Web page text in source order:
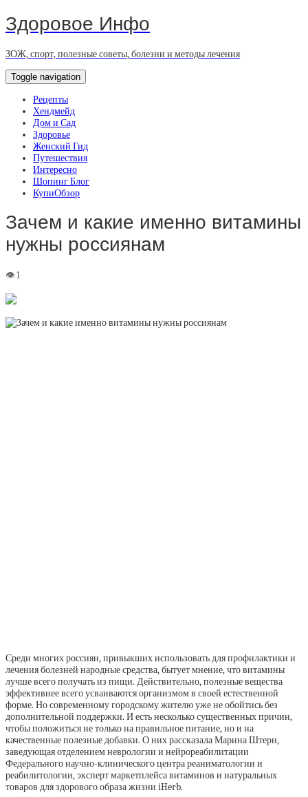
Здоровое Инфо
ЗОЖ, спорт, полезные советы, болезни и методы лечения
Toggle navigation
Рецепты
Хендмейд
Дом и Сад
Здоровье
Женский Гид
Путешествия
Интересно
Шопинг Блог
КупиОбзор
Зачем и какие именно витамины
нужны россиянам
Среди многих россиян, привыкших использовать для профилактики и
лечения болезней народные средства, бытует мнение, что витамины
лучше всего получать из пищи. Действительно, полезные вещества
эффективнее всего усваиваются организмом в своей естественной
форме. Но современному городскому жителю уже не обойтись без
дополнительной поддержки. И есть несколько существенных причин,
чтобы положиться не только на правильное питание, но и на
качественные полезные добавки. О них рассказала Марина Штерн,
заведующая отделением неврологии и нейрореабилитации
Федерального научно-клинического центра реаниматологии и
реабилитологии, эксперт маркетплейса витаминов и натуральных
товаров для здорового образа жизни iHerb.